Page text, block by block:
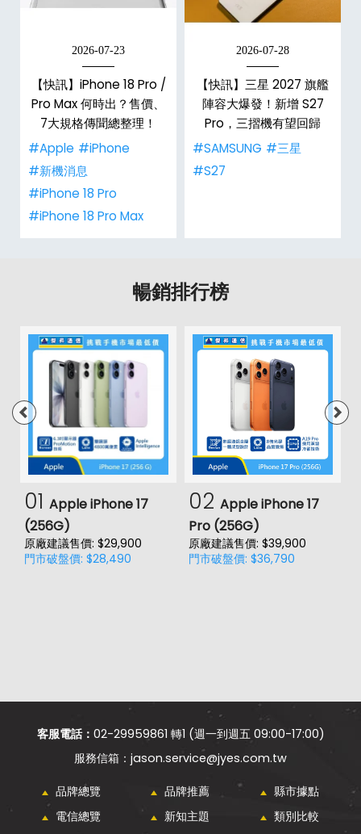
2026-07-23
【快訊】iPhone 18 Pro /
Pro Max 何時出？售價、
7大規格傳聞總整理！
#Apple #iPhone
#新機消息
#iPhone 18 Pro
#iPhone 18 Pro Max
2026-07-28
【快訊】三星 2027 旗艦
陣容大爆發！新增 S27
Pro，三摺機有望回歸
#SAMSUNG #三星
#S27
暢銷排行榜
01 Apple iPhone 17
(256G)
原廠建議售價: $29,900
門市破盤價: $28,490
02 Apple iPhone 17
Pro (256G)
原廠建議售價: $39,900
門市破盤價: $36,790
客服電話： 02-29959861 轉1 (週一到週五 09:00-17:00)
jason.service@jyes.com.tw
品牌總覽 品牌推薦
縣市據點
電信總覽
新知主題
類別比較